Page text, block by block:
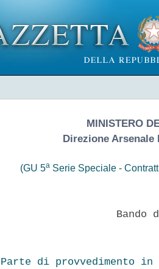
MINISTERO
Direzione
(GU 5a Serie Speciale -
Bando
Parte di provvedimento